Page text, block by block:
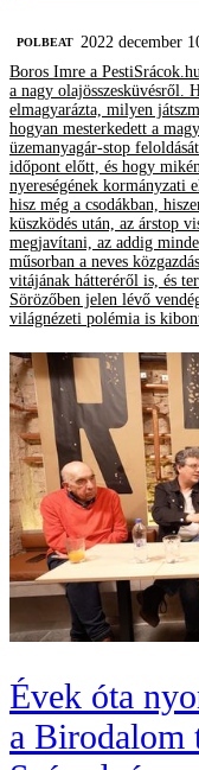
‎POLBEAT 2022 december
Boros Imre a
a nagy olajösszesküvésről.
elmagyarázta, milyen
hogyan mesterkedett a
üzemanyagár-stop
időpont előtt, és hogy
nyereségének kormányzati
hisz még a csodákban,
küszködés után, az árstop
megjavítani, az addig
műsorban a neves
vitájának hátteréről is, és
Sörözőben jelen lévő
világnézeti polémia is
Évek óta
a Birodalom